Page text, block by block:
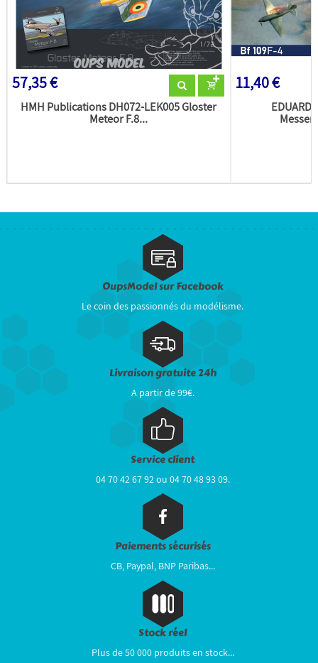
57,35 €
HMH Publications DH072-LEK005 Gloster
Meteor F.8...
11,40 €
OupsModel sur Facebook
Le coin des passionnés du modélisme.
Livraison gratuite 24h
A partir de 99€.
Service client
04 70 42 67 92 ou 04 70 48 93 09.
Paiements sécurisés
CB, Paypal, BNP Paribas...
Stock réel
Plus de 50 000 produits en stock...